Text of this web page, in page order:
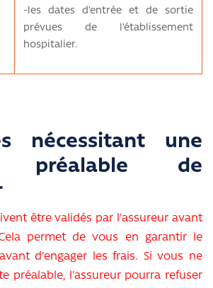
-les dates d’entrée et de sortie
prévues de l’établissement
hospitalier.
nécessitant une
préalable de
être validés par l'assureur avant
permet de vous en garantir le
d'engager les frais. Si vous ne
préalable, l'assureur pourra refuser